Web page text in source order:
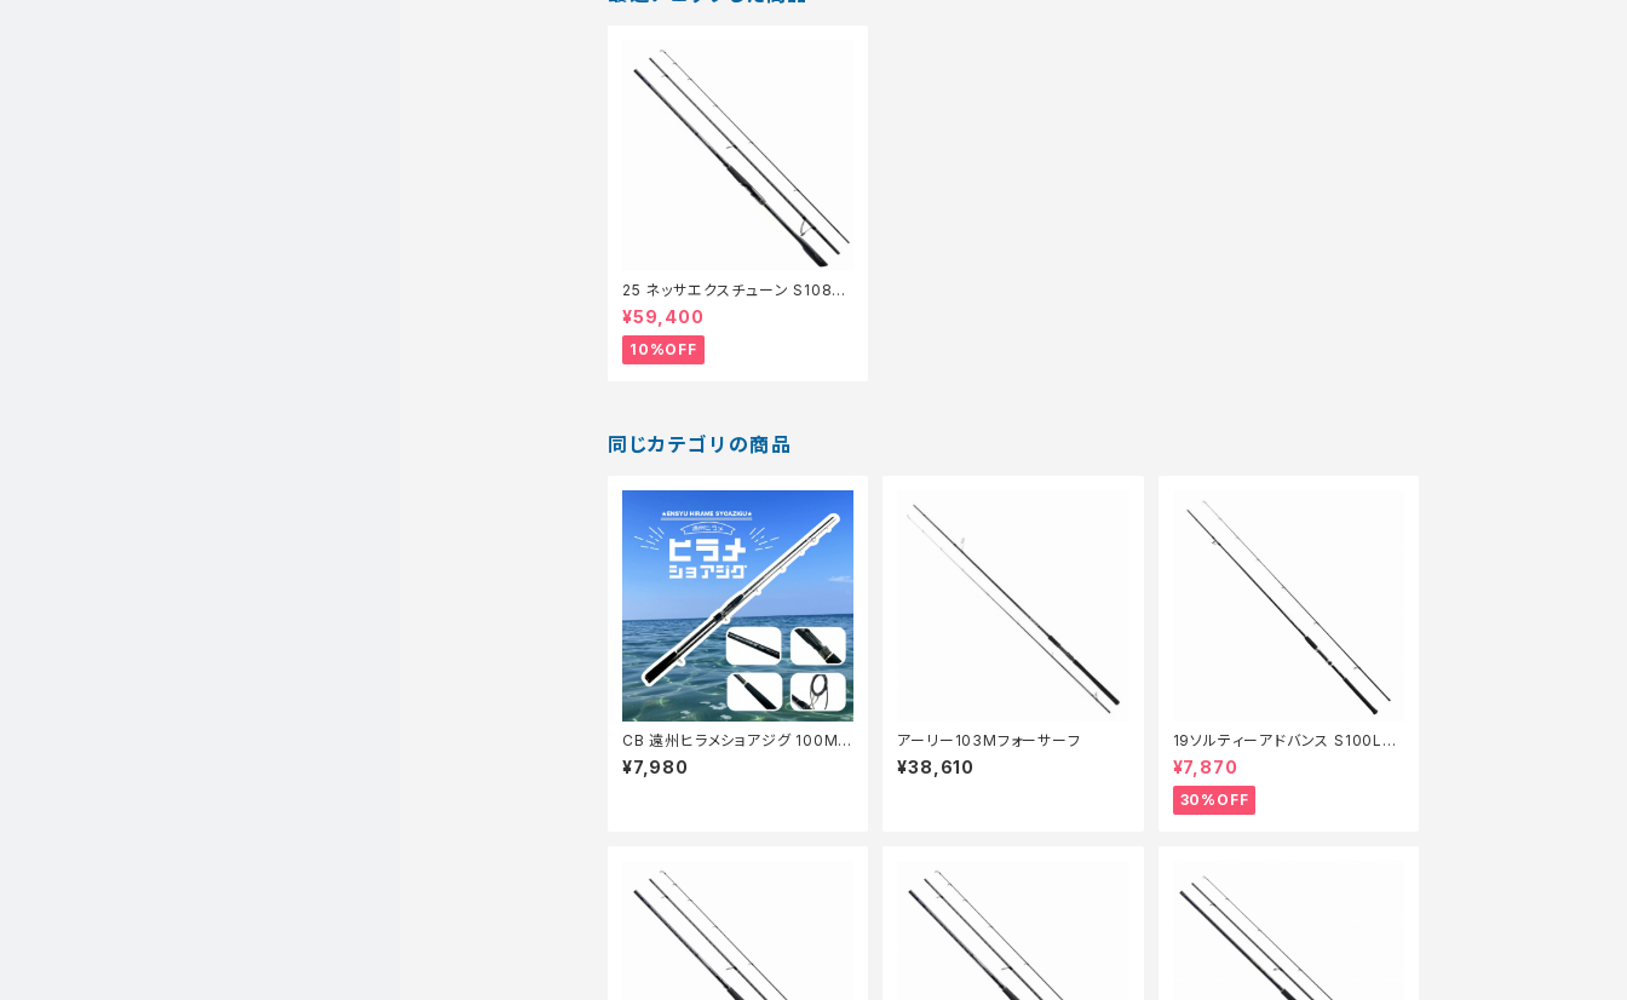
25 ネッサエクスチューン S108M
H【継続セール_ロッド】【10】
¥59,400
10%OFF
同じカテゴリの商品
CB 遠州ヒラメショアジグ 100MH
【Tオリ】
¥7,980
アーリー103Mフォーサーフ
¥38,610
19ソルティーアドバンス S100L
【特価竿】【30】
¥7,870
30%OFF